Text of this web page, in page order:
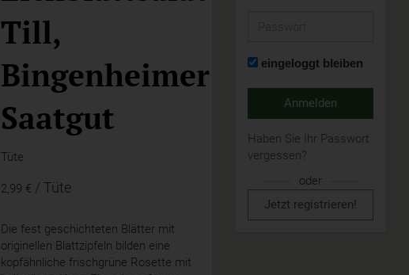
Till,
Bingenheimer
Saatgut
Tüte
2,99 € / Tüte
Die fest geschichteten Blätter mit
originellen Blattzipfeln bilden eine
kopfähnliche frischgrüne Rosette mit
eingeloggt bleiben
Anmelden
Haben Sie Ihr Passwort
vergessen?
oder
Jetzt registrieren!